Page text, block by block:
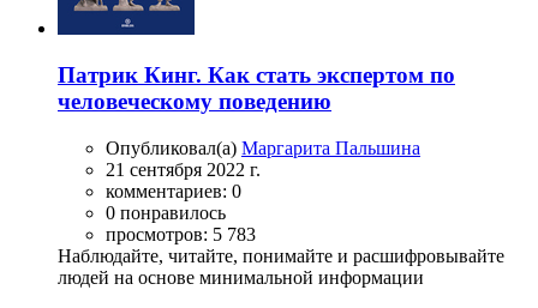
Патрик Кинг. Как стать экспертом по
человеческому поведению
Опубликовал(а) Маргарита Пальшина
21 сентября 2022 г.
комментариев: 0
0 понравилось
просмотров: 5 783
Наблюдайте, читайте, понимайте и расшифровывайте
людей на основе минимальной информации